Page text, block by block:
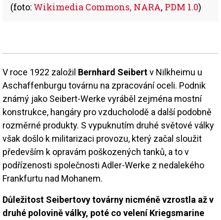
(foto: Wikimedia Commons, NARA, PDM 1.0)
V roce 1922 založil Bernhard Seibertv Nilkheimu u
Aschaffenburgu továrnu na zpracování oceli. Podnik
známý jako Seibert-Werke vyráběl zejména mostní
konstrukce, hangáry pro vzducholodě a další podobně
rozměrné produkty. S vypuknutím druhé světové války
však došlo k militarizaci provozu, který začal sloužit
především k opravám poškozených tanků, a to v
podřízenosti společnosti Adler-Werke z nedalekého
Frankfurtu nad Mohanem.
Důležitost Seibertovy továrny nicméně vzrostla až v
druhé polovině války, poté co velení Kriegsmarine